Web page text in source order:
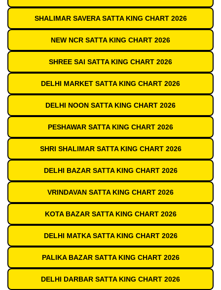
SHALIMAR SAVERA SATTA KING CHART 2026
NEW NCR SATTA KING CHART 2026
SHREE SAI SATTA KING CHART 2026
DELHI MARKET SATTA KING CHART 2026
DELHI NOON SATTA KING CHART 2026
PESHAWAR SATTA KING CHART 2026
SHRI SHALIMAR SATTA KING CHART 2026
DELHI BAZAR SATTA KING CHART 2026
VRINDAVAN SATTA KING CHART 2026
KOTA BAZAR SATTA KING CHART 2026
DELHI MATKA SATTA KING CHART 2026
PALIKA BAZAR SATTA KING CHART 2026
DELHI DARBAR SATTA KING CHART 2026